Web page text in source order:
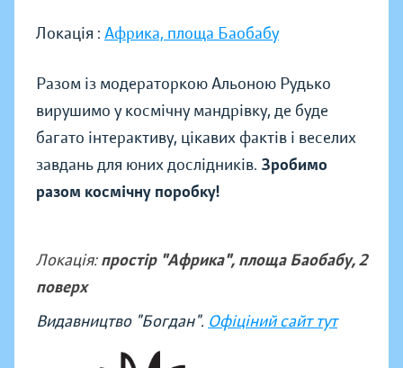
Локація : Африка, площа Баобабу
Разом із модераторкою Альоною Рудько
вирушимо у космічну мандрівку, де буде
багато інтерактиву, цікавих фактів і веселих
завдань для юних дослідників. Зробимо
разом космічну поробку!
Локація:простір "Африка", площа Баобабу, 2
поверх
Видавництво "Богдан". Офіціний сайт тут